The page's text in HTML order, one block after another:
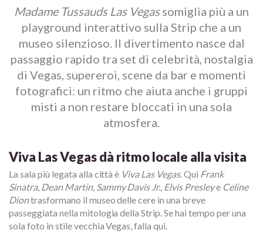
Madame Tussauds Las Vegassomiglia più a un
playground interattivo sulla Strip che a un
museo silenzioso. Il divertimento nasce dal
passaggio rapido tra set di celebrità, nostalgia
di Vegas, supereroi, scene da bar e momenti
fotografici: un ritmo che aiuta anche i gruppi
misti a non restare bloccati in una sola
atmosfera.
Viva Las Vegas dà ritmo locale alla visita
La sala più legata alla città è Viva Las Vegas. Qui Frank
Sinatra, Dean Martin, Sammy Davis Jr., Elvis Presleye Celine
Diontrasformano il museo delle cere in una breve
passeggiata nella mitologia della Strip. Se hai tempo per una
sola foto in stile vecchia Vegas, falla qui.